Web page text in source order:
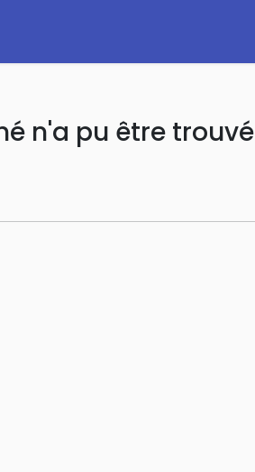
n'a pu être trouvé